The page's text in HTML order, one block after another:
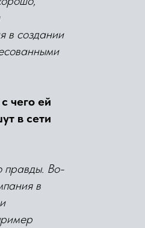
в создании
чего ей
в сети
правды. Во-
в